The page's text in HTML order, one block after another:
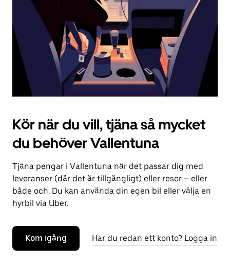
kalendern.
Kör när du vill, tjäna så mycket
du behöver Vallentuna
Tjäna pengar i Vallentuna när det passar dig med
leveranser (där det är tillgängligt) eller resor – eller
både och. Du kan använda din egen bil eller välja en
hyrbil via Uber.
Kom igång Har du redan ett konto? Logga in